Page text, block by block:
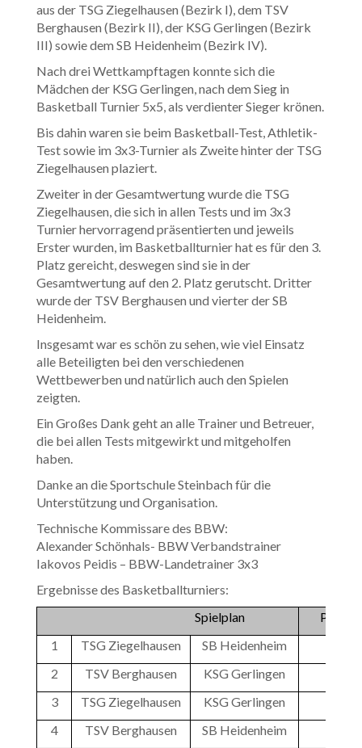
aus der TSG Ziegelhausen (Bezirk I), dem TSV
Berghausen (Bezirk II), der KSG Gerlingen (Bezirk
III) sowie dem SB Heidenheim (Bezirk IV).
Nach drei Wettkampftagen konnte sich die
Mädchen der KSG Gerlingen, nach dem Sieg in
Basketball Turnier 5x5, als verdienter Sieger krönen.
Bis dahin waren sie beim Basketball-Test, Athletik-
Test sowie im 3x3-Turnier als Zweite hinter der TSG
Ziegelhausen plaziert.
Zweiter in der Gesamtwertung wurde die TSG
Ziegelhausen, die sich in allen Tests und im 3x3
Turnier hervorragend präsentierten und jeweils
Erster wurden, im Basketballturnier hat es für den 3.
Platz gereicht, deswegen sind sie in der
Gesamtwertung auf den 2. Platz gerutscht. Dritter
wurde der TSV Berghausen und vierter der SB
Heidenheim.
Insgesamt war es schön zu sehen, wie viel Einsatz
alle Beteiligten bei den verschiedenen
Wettbewerben und natürlich auch den Spielen
zeigten.
Ein Großes Dank geht an alle Trainer und Betreuer,
die bei allen Tests mitgewirkt und mitgeholfen
haben.
Danke an die Sportschule Steinbach für die
Unterstützung und Organisation.
Technische Kommissare des BBW:
Alexander Schönhals- BBW Verbandstrainer
Iakovos Peidis – BBW-Landetrainer 3x3
Ergebnisse des Basketballturniers:
Spielplan
1
TSG Ziegelhausen SB Heidenheim
2
TSV Berghausen KSG Gerlingen
3
TSG Ziegelhausen KSG Gerlingen
4
TSV Berghausen SB Heidenheim